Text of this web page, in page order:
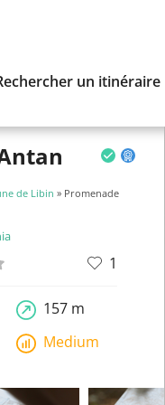
un itinéraire
de Libin » Promenade
1
157 m
Medium